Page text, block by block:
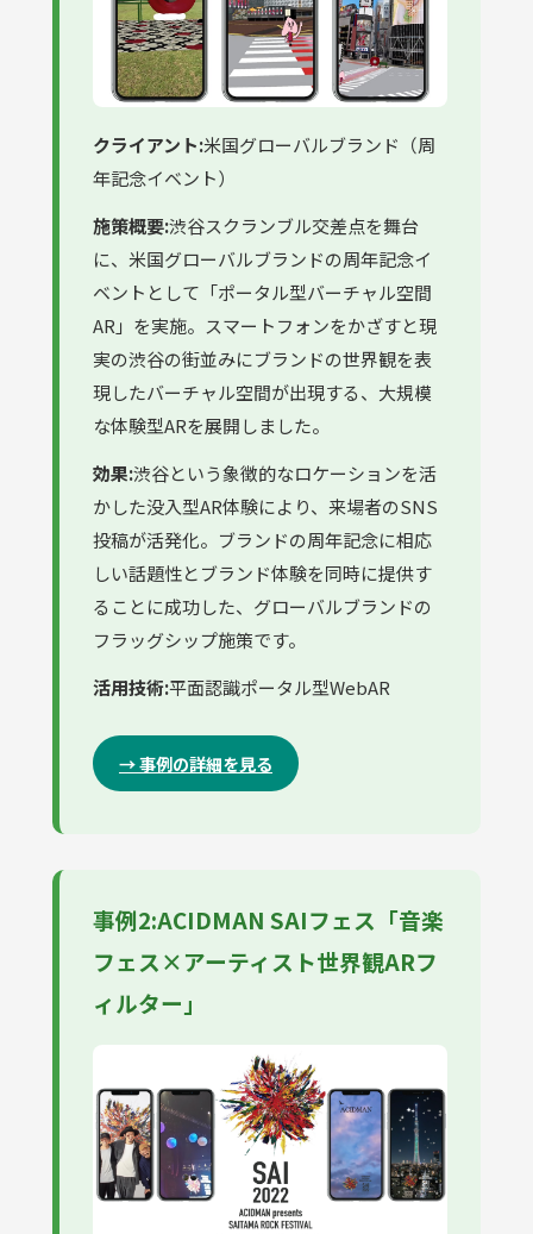
クライアント:米国グローバルブランド（周
年記念イベント）
施策概要:渋谷スクランブル交差点を舞台
に、米国グローバルブランドの周年記念イ
ベントとして「ポータル型バーチャル空間
AR」を実施。スマートフォンをかざすと現
実の渋谷の街並みにブランドの世界観を表
現したバーチャル空間が出現する、大規模
な体験型ARを展開しました。
効果:渋谷という象徴的なロケーションを活
かした没入型AR体験により、来場者のSNS
投稿が活発化。ブランドの周年記念に相応
しい話題性とブランド体験を同時に提供す
ることに成功した、グローバルブランドの
フラッグシップ施策です。
活用技術:平面認識ポータル型WebAR
→ 事例の詳細を見る
事例2:ACIDMAN SAIフェス「音楽
フェス×アーティスト世界観ARフ
ィルター」